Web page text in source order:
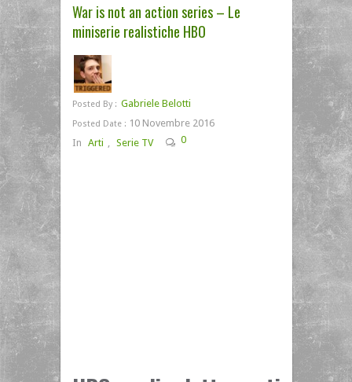
War is not an action series – Le
miniserie realistiche HBO
Posted By : Gabriele Belotti
Posted Date : 10 Novembre 2016
In Arti Serie TV 0